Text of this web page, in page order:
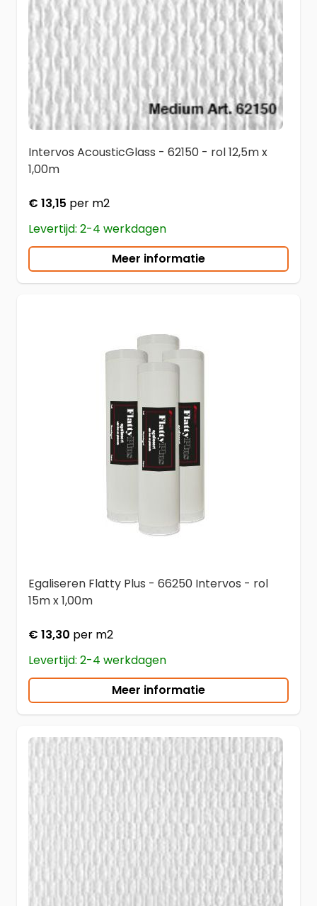
Intervos AcousticGlass - 62150 - rol 12,5m x
1,00m
€ 13,15 per m2
Levertijd: 2-4 werkdagen
Meer informatie
Egaliseren Flatty Plus - 66250 Intervos - rol
15m x 1,00m
€ 13,30 per m2
Levertijd: 2-4 werkdagen
Meer informatie